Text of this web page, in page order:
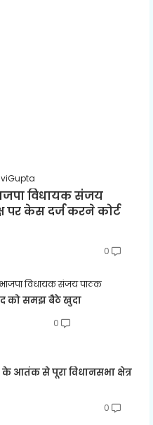
विधायक संजय
पर केस दर्ज करने कोर्ट
0
भाजपा विधायक संजय पाठक
को समझ बैठे खुदा
0
आतंक से पूरा विधानसभा क्षेत्र
0